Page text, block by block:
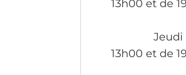
13h00 et de
Jeudi
13h00 et de